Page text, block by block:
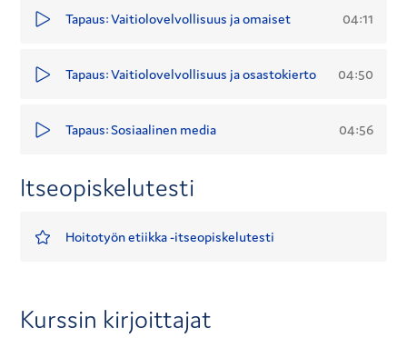
Tapaus: Vaitiolovelvollisuus ja omaiset 04:11
Tapaus: Vaitiolovelvollisuus ja osastokierto 04:50
Tapaus: Sosiaalinen media 04:56
Itseopiskelutesti
Hoitotyön etiikka -itseopiskelutesti
Kurssin kirjoittajat